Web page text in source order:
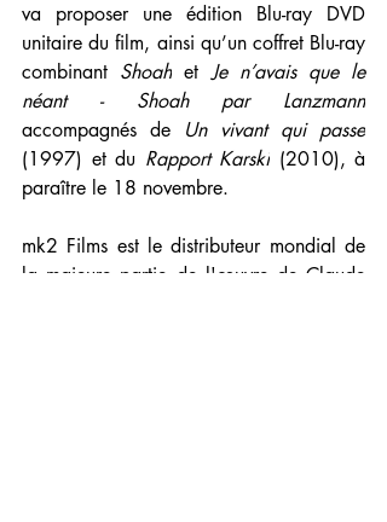
va proposer une édition Blu-ray DVD
unitaire du film, ainsi qu’un coffret Blu-ray
combinant Shoah et Je n’avais que le
néant - Shoah par Lanzmann
accompagnés de Un vivant qui passe
(1997) et du Rapport Karski (2010), à
paraître le 18 novembre.
mk2 Films est le distributeur mondial de
la majeure partie de l'œuvre de Claude